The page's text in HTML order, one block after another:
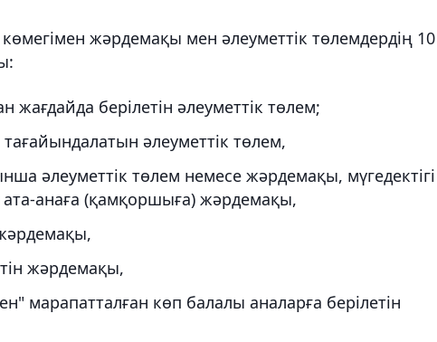
жәрдемақы мен әлеуметтік төлемдердің 10
жағдайда берілетін әлеуметтік төлем;
әлеуметтік төлем,
әлеуметтік төлем немесе жәрдемақы, мүгедектігі
анаға (қамқоршыға) жәрдемақы,
жәрдемақы,
марапатталған көп балалы аналарға берілетін